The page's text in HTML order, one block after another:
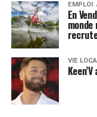
EMPLOI
En
VIE